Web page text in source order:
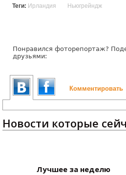
Теги: Ирландия Ньюгрейндж
Понравился фоторепортаж?
друзьями:
Комментировать
Новости которые
Лучшее за неделю